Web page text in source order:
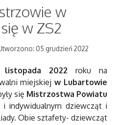
w
w ZS2
05 grudzień 2022
listopada 2022roku na
miejskiejw Lubartowie
się Mistrzostwa Powiatu
indywidualnym dziewcząt i
Obie sztafety- dziewcząt